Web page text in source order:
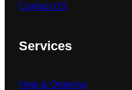
Contact US
Services
Help & Ordering